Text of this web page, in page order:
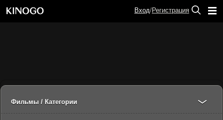
Фильмы / Категории
Вход/Регистрация